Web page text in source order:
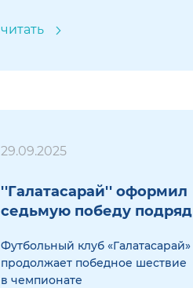
читать
29.09.2025
''Галатасарай'' оформил
седьмую победу подряд
Футбольный клуб «Галатасарай»
продолжает победное шествие
в чемпионате